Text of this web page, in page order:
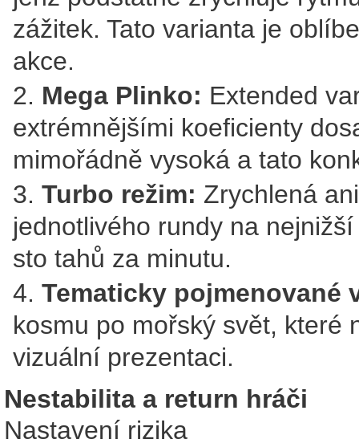
zážitek. Tato varianta je
akce.
Mega Plinko: Extended
extrémnějšími koeficienty
mimořádně vysoká a tato
Turbo režim: Zrychlená
jednotlivého rundy na
sto tahů za minutu.
Tematicky pojmenované
kosmu po mořský svět, které
vizuální prezentaci.
Nestabilita a return hráči
Nastavení rizika